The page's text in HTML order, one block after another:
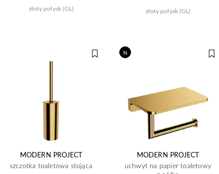
złoty połysk (GL) złoty połysk (GL)
MODERN PROJECT
szczotka toaletowa stojąca
N
MODERN PROJECT
uchwyt na papier toaletowy